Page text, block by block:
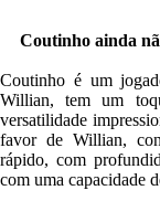
Coutinho ainda
Coutinho é um
Willian, tem um
versatilidade
favor de Willian,
rápido, com
com uma capacidade